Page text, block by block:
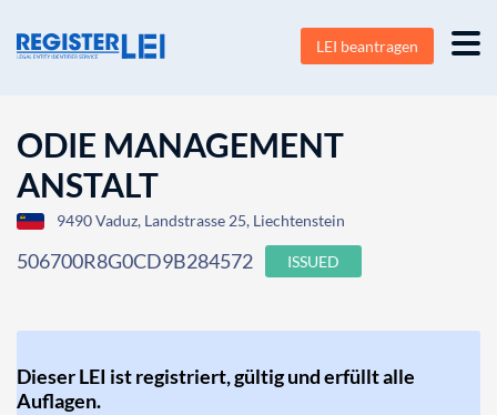
LEI beantragen
ODIE MANAGEMENT
ANSTALT
9490 Vaduz, Landstrasse 25, Liechtenstein
506700R8G0CD9B284572 ISSUED
Dieser LEI ist registriert, gültig und erfüllt alle
Auflagen.